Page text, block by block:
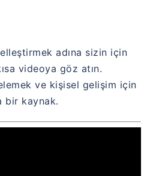
adına sizin için
videoya göz atın.
ve kişisel gelişim için
bir kaynak.